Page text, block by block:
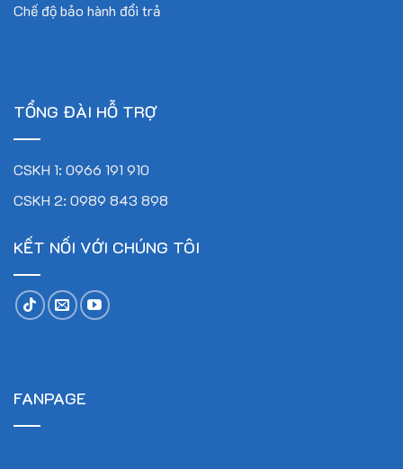
Chế độ bảo hành đổi trả
TỔNG ĐÀI HỖ TRỢ
CSKH 1: 0966 191 910
CSKH 2: 0989 843 898
KẾT NỐI VỚI CHÚNG TÔI
FANPAGE